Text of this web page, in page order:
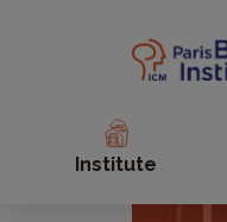
Institute